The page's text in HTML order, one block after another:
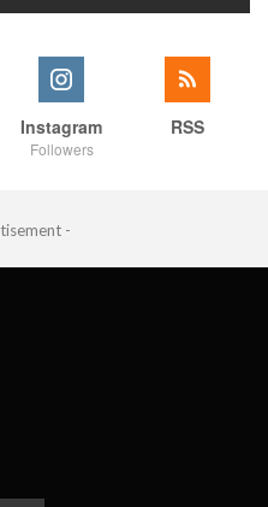
Instagram
Followers
RSS